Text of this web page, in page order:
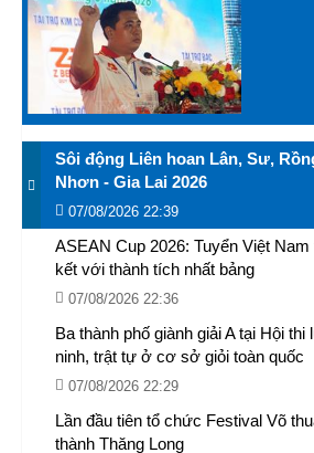
Sôi động Liên hoan Lân, Sư,
Nhơn - Gia Lai 2026
07/08/2026 22:39
ASEAN Cup 2026: Tuyển Việt
kết với thành tích nhất bảng
07/08/2026 22:36
Ba thành phố giành giải A tại Hội
ninh, trật tự ở cơ sở giỏi toàn quốc
07/08/2026 22:29
Lần đầu tiên tổ chức Festival Võ
thành Thăng Long